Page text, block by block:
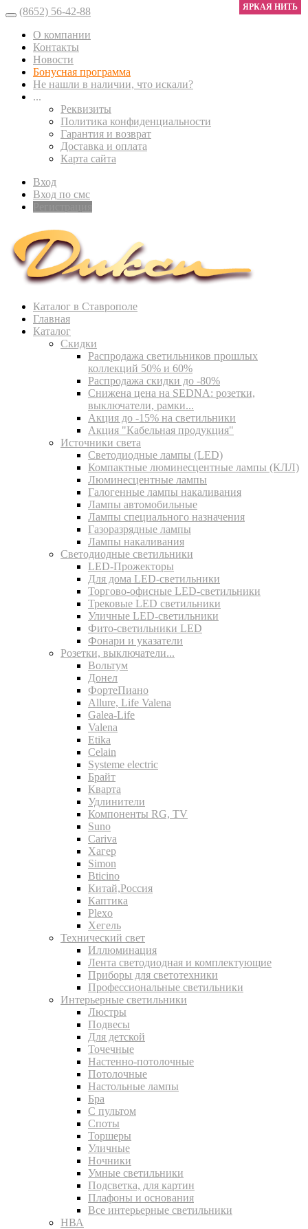
(8652) 56-42-88
О компании
Контакты
Новости
Бонусная программа
Не нашли в наличии, что искали?
...
Реквизиты
Политика конфиденциальности
Гарантия и возврат
Доставка и оплата
Карта сайта
Вход
Вход по смс
Каталог в Ставрополе
Главная
Каталог
Скидки
Распродажа светильников прошлых
коллекций 50% и 60%
Распродажа скидки до -80%
Cнижена цена на SEDNA: розетки,
выключатели, рамки...
Акция до -15% на светильники
Акция "Кабельная продукция"
Источники света
Светодиодные лампы (LED)
Компактные люминесцентные лампы (КЛЛ)
Люминесцентные лампы
Галогенные лампы накаливания
Лампы автомобильные
Лампы специального назначения
Газоразрядные лампы
Лампы накаливания
Светодиодные светильники
LED-Прожекторы
Для дома LED-светильники
Торгово-офисные LED-светильники
Трековые LED светильники
Уличные LED-светильники
Фито-светильники LED
Фонари и указатели
Розетки, выключатели...
Вольтум
Донел
ФортеПиано
Allure, Life Valena
Galea-Life
Valena
Etika
Celain
Systeme electric
Брайт
Кварта
Удлинители
Компоненты RG, TV
Suno
Cariva
Хагер
Simon
Bticino
Китай,Россия
Каптика
Plexo
Хегель
Технический свет
Иллюминация
Лента светодиодная и комплектующие
Приборы для светотехники
Профессиональные светильники
Интерьерные светильники
Люстры
Подвесы
Для детской
Точечные
Настенно-потолочные
Потолочные
Настольные лампы
Бра
С пультом
Споты
Торшеры
Уличные
Ночники
Умные светильники
Подсветка, для картин
Плафоны и основания
Все интерьерные светильники
НВА
ЯРКАЯ НИТЬ